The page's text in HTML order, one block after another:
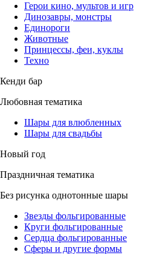
Герои кино, мультов и игр
Динозавры, монстры
Единороги
Животные
Принцессы, феи, куклы
Техно
Кенди бар
Любовная тематика
Шары для влюбленных
Шары для свадьбы
Новый год
Праздничная тематика
Без рисунка однотонные шары
Звезды фольгированные
Круги фольгированные
Сердца фольгированные
Сферы и другие формы